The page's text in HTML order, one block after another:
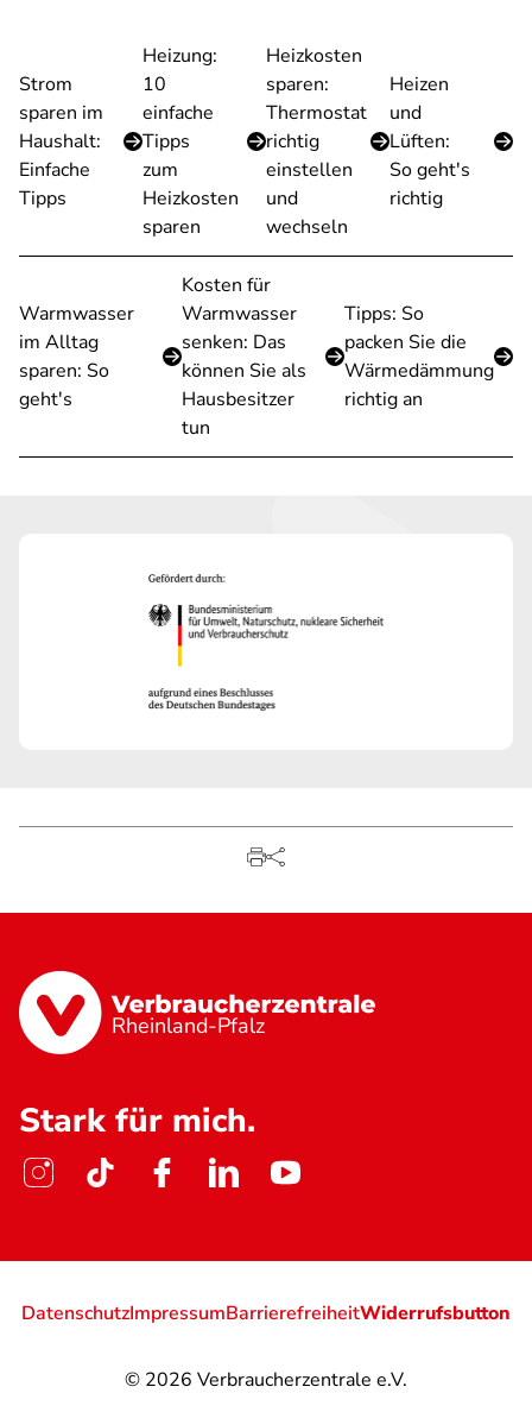
Strom
sparen im
Haushalt:
Einfache
Tipps
Heizung:
10
einfache
Tipps
zum
Heizkosten
sparen
Heizkosten
sparen:
Thermostat
richtig
einstellen
und
wechseln
Heizen
und
Lüften:
So geht's
richtig
Warmwasser
im Alltag
sparen: So
geht's
Kosten für
Warmwasser
senken: Das
können Sie als
Hausbesitzer
tun
Tipps: So
packen Sie die
Wärmedämmung
richtig an
Rheinland-Pfalz
Stark für mich.
© 2026 Verbraucherzentrale e.V.
DatenschutzImpressumBarrierefreiheitWiderrufsbutton